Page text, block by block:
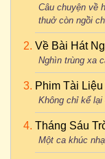
Câu chuyện về
thuở còn ngồi
Về Bài Hát
Nghìn trùng xa
Phim Tài
Không chỉ kể
Tháng Sáu
Một ca khúc